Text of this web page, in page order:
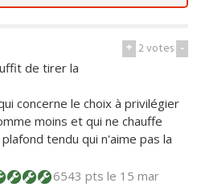
+ 2votes -
de tirer la
concerne le choix à privilégier
moins et qui ne chauffe
tendu qui n'aime pas la
6543 ptsle 15 mar